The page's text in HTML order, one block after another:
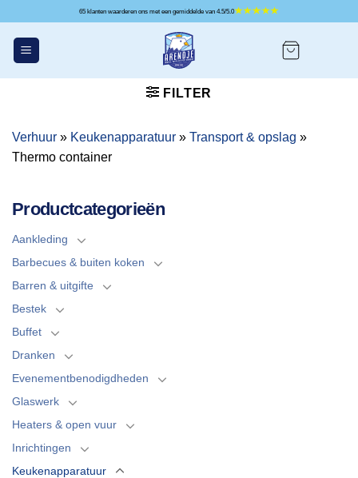
inhoud
65 klanten waarderen ons met een gemiddelde van 4.5/5.0
FILTER
Verhuur » Keukenapparatuur » Transport & opslag »
Thermo container
Productcategorieën
Aankleding
Barbecues & buiten koken
Barren & uitgifte
Bestek
Buffet
Dranken
Evenementbenodigdheden
Glaswerk
Heaters & open vuur
Inrichtingen
Keukenapparatuur